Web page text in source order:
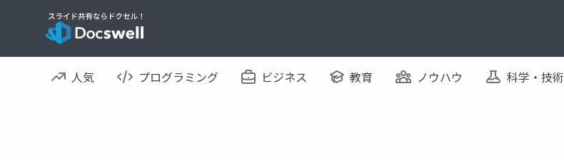
人気 プログラミング ビジネス 教育 ノウハウ 科学・技術